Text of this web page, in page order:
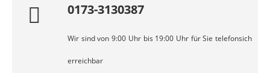
0173-3130387
Wir sind von 9:00 Uhr bis 19:00 Uhr für Sie telefonsich
erreichbar